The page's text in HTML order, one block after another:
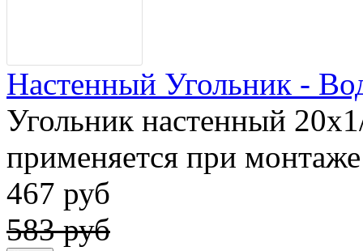
Настенный Угольник -
Угольник настенный
применяется при
467 руб
583 руб